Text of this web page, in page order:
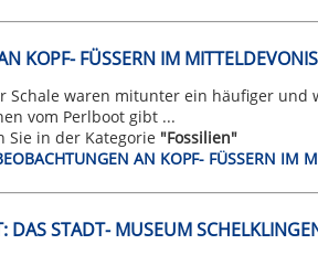
KOPF- FÜSSERN IM
Schale waren mitunter ein häufiger
vom Perlboot gibt ...
Sie in der Kategorie "Fossilien"
AN KOPF- FÜSSERN IM
DAS STADT- MUSEUM